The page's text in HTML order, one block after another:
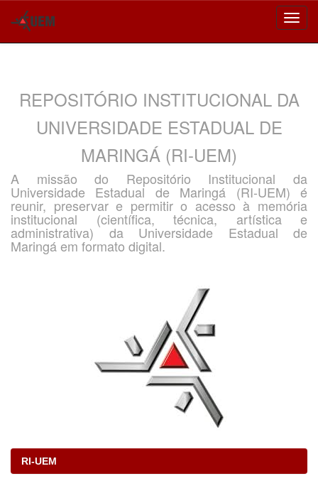
REPOSITÓRIO INSTITUCIONAL DA
UNIVERSIDADE ESTADUAL DE
MARINGÁ (RI-UEM)
A missão do Repositório Institucional da
Universidade Estadual de Maringá (RI-UEM) é
reunir, preservar e permitir o acesso à memória
institucional (científica, técnica, artística e
administrativa) da Universidade Estadual de
Maringá em formato digital.
RI-UEM